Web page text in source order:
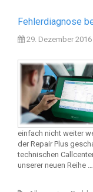
Fehlerdiagnose
29. Dezember 2016
einfach nicht weiter
der Repair Plus
technischen
unserer neuen Reihe …